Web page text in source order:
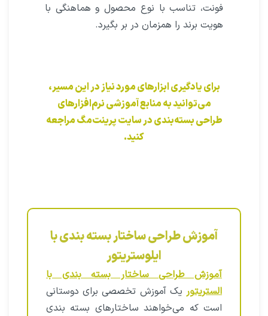
فونت، تناسب با نوع محصول و هماهنگی با
هویت برند را همزمان در بر بگیرد.
برای یادگیری ابزارهای مورد نیاز در این مسیر،
می‌توانید به منابع آموزشی نرم‌افزارهای
طراحی بسته‌بندی در سایت پرینت‌مگ مراجعه
کنید.
آموزش طراحی ساختار بسته بندی با
ایلوستریتور
آموزش طراحی ساختار بسته بندی با
الستریتور یک آموزش تخصصی برای دوستانی
است که می‌خواهند ساختارهای بسته بندی